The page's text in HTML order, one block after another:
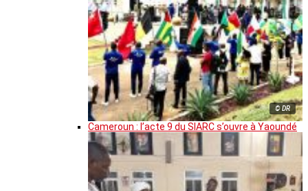
© DR
Cameroun : l’acte 9 du SIARC s’ouvre à Yaoundé